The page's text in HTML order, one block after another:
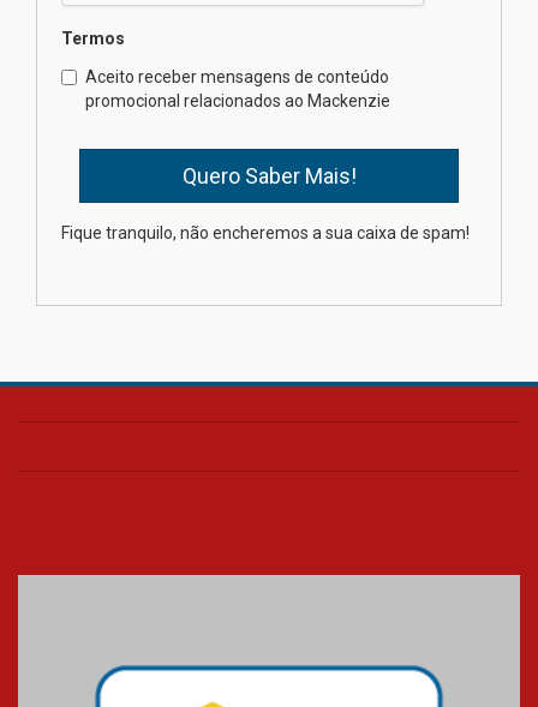
Brasília prepara seus
estudantes para o PAS antes
mesmo do Ensino Médio
na educação dos filhos além da
Termos
Aceito receber mensagens de conteúdo
promocional relacionados ao Mackenzie
Fique tranquilo, não encheremos a sua caixa de spam!